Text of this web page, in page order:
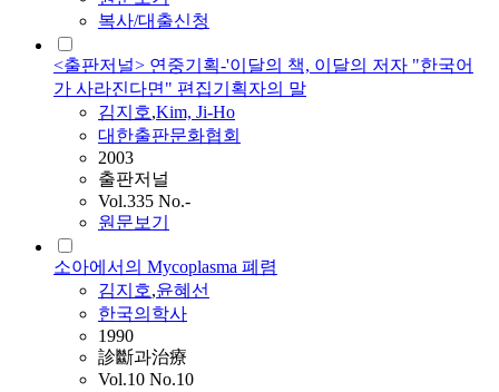
복사/대출신청
<출판저널> 연중기획-'이달의 책, 이달의 저자 "한국어
가 사라진다면" 편집기획자의 말
김지호,Kim, Ji-Ho
대한출판문화협회
2003
출판저널
Vol.335 No.-
원문보기
소아에서의 Mycoplasma 폐렴
김지호,윤혜선
한국의학사
1990
診斷과治療
Vol.10 No.10